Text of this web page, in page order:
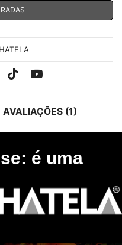
Tik-Youtube
AVALIAÇÕES (1)
é uma